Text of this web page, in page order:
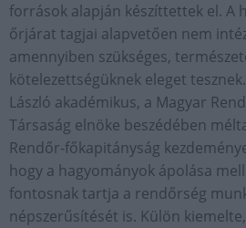
források alapján készíttettek el. A
őrjárat tagjai alapvetően nem
amennyiben szükséges,
kötelezettségüknek eleget
László akadémikus, a Magyar
Társaság elnöke beszédében
Rendőr-főkapitányság
hogy a hagyományok ápolása
fontosnak tartja a rendőrség
népszerűsítését is. Külön